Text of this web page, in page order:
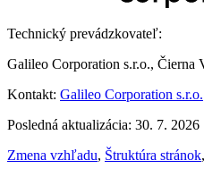
Technický prevádzkovateľ:
Galileo Corporation s.r.o., Čierna
Kontakt: Galileo Corporation s.r.o.
Posledná aktualizácia: 30. 7. 2026
Zmena vzhľadu, Štruktúra stránok,